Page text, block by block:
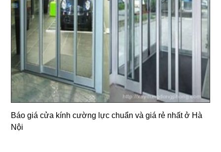
Báo giá cửa kính cường lực chuẩn và giá rẻ nhất ở Hà
Nội